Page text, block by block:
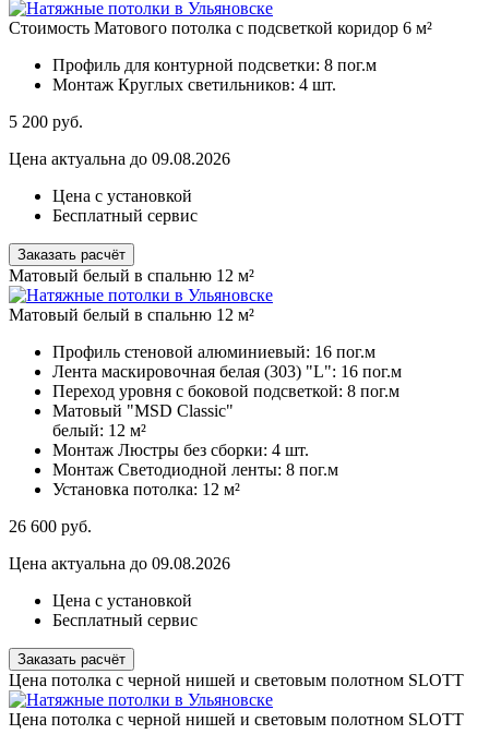
Стоимость Матового потолка с подсветкой коридор 6 м²
Профиль для контурной подсветки: 8 пог.м
Монтаж Круглых светильников: 4 шт.
5 200 руб.
Цена актуальна до 09.08.2026
Цена с установкой
Бесплатный сервис
Заказать расчёт
Матовый белый в спальню 12 м²
Матовый белый в спальню 12 м²
Профиль стеновой алюминиевый: 16 пог.м
Лента маскировочная белая (303) "L": 16 пог.м
Переход уровня с боковой подсветкой: 8 пог.м
Матовый "MSD Classic"
белый: 12 м²
Монтаж Люстры без сборки: 4 шт.
Монтаж Светодиодной ленты: 8 пог.м
Установка потолка: 12 м²
26 600 руб.
Цена актуальна до 09.08.2026
Цена с установкой
Бесплатный сервис
Заказать расчёт
Цена потолка с черной нишей и световым полотном SLOTT
Цена потолка с черной нишей и световым полотном SLOTT